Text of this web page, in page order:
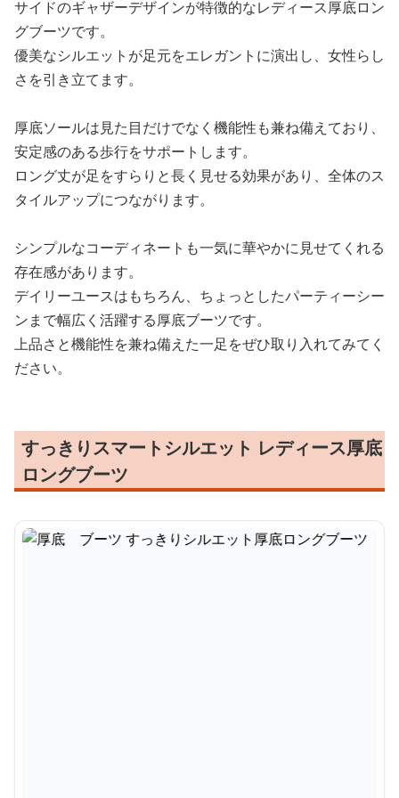
サイドのギャザーデザインが特徴的なレディース厚底ロン
グブーツです。
優美なシルエットが足元をエレガントに演出し、女性らし
さを引き立てます。
厚底ソールは見た目だけでなく機能性も兼ね備えており、
安定感のある歩行をサポートします。
ロング丈が足をすらりと長く見せる効果があり、全体のス
タイルアップにつながります。
シンプルなコーディネートも一気に華やかに見せてくれる
存在感があります。
デイリーユースはもちろん、ちょっとしたパーティーシー
ンまで幅広く活躍する厚底ブーツです。
上品さと機能性を兼ね備えた一足をぜひ取り入れてみてく
ださい。
すっきりスマートシルエット レディース厚底
ロングブーツ